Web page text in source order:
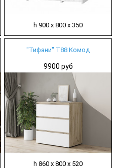
h 900 х 800 х 350
"Тифани" Т88 Комод
9900 руб
h 860 х 800 х 520